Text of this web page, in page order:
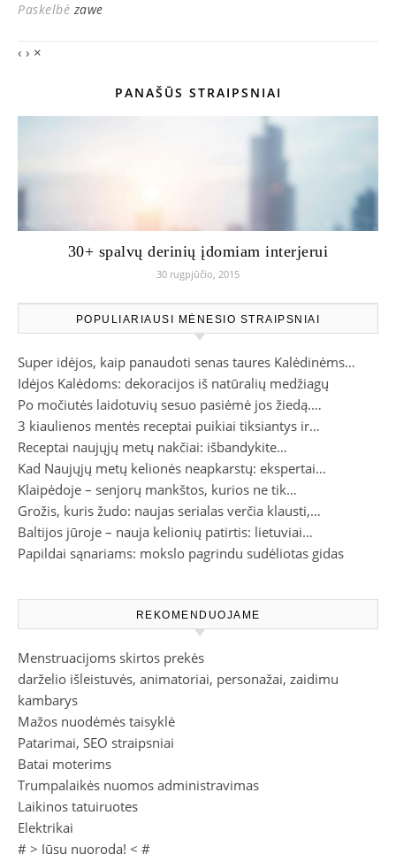
Paskelbė zawe
‹ › ×
PANAŠŪS STRAIPSNIAI
30+ spalvų derinių įdomiam interjerui
30 rugpjūčio, 2015
POPULIARIAUSI MĖNESIO STRAIPSNIAI
Super idėjos, kaip panaudoti senas taures Kalėdinėms…
Idėjos Kalėdoms: dekoracijos iš natūralių medžiagų
Po močiutės laidotuvių sesuo pasiėmė jos žiedą.…
3 kiaulienos mentės receptai puikiai tiksiantys ir…
Receptai naujųjų metų nakčiai: išbandykite…
Kad Naujųjų metų kelionės neapkarstų: ekspertai…
Klaipėdoje – senjorų mankštos, kurios ne tik…
Grožis, kuris žudo: naujas serialas verčia klausti,…
Baltijos jūroje – nauja kelionių patirtis: lietuviai…
Papildai sąnariams: mokslo pagrindu sudėliotas gidas
REKOMENDUOJAME
Menstruacijoms skirtos prekės
darželio išleistuvės, animatoriai, personažai, zaidimu
kambarys
Mažos nuodėmės taisyklė
Patarimai, SEO straipsniai
Batai moterims
Trumpalaikės nuomos administravimas
Laikinos tatuiruotes
Elektrikai
# > Jūsų nuoroda! < #